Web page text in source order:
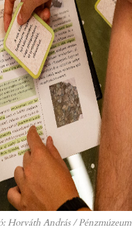
Horváth András / Pénzmúzeum